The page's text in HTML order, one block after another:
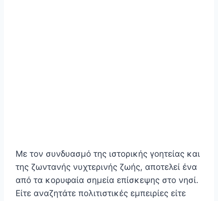
Με τον συνδυασμό της ιστορικής γοητείας και
της ζωντανής νυχτερινής ζωής, αποτελεί ένα
από τα κορυφαία σημεία επίσκεψης στο νησί.
Είτε αναζητάτε πολιτιστικές εμπειρίες είτε